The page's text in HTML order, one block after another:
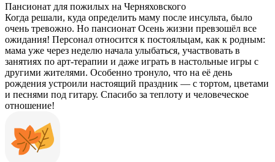
Пансионат для пожилых на Черняховского
Когда решали, куда определить маму после инсульта, было
очень тревожно. Но пансионат Осень жизни превзошёл все
ожидания! Персонал относится к постояльцам, как к родным:
мама уже через неделю начала улыбаться, участвовать в
занятиях по арт‑терапии и даже играть в настольные игры с
другими жителями. Особенно тронуло, что на её день
рождения устроили настоящий праздник — с тортом, цветами
и песнями под гитару. Спасибо за теплоту и человеческое
отношение!